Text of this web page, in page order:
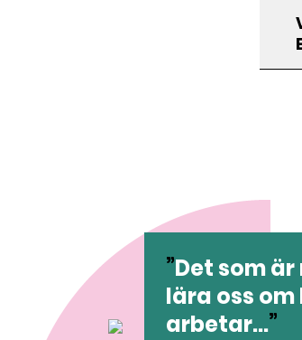
Det som
lära oss
arbetar...